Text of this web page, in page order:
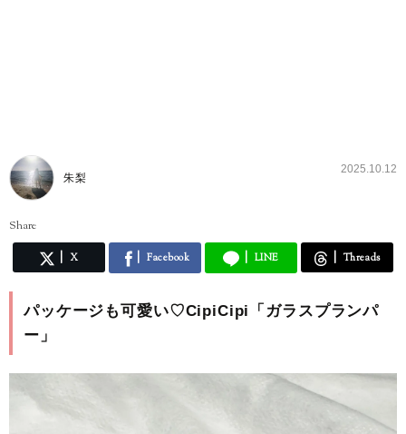
朱梨
2025.10.12
Share
X Facebook LINE Threads
パッケージも可愛い♡CipiCipi「ガラスプランパ
ー」